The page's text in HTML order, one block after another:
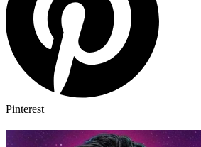
Pinterest